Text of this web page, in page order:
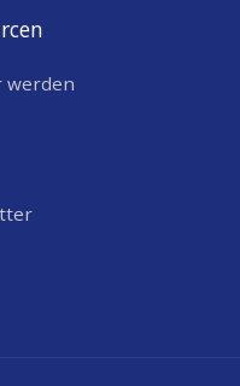
werden